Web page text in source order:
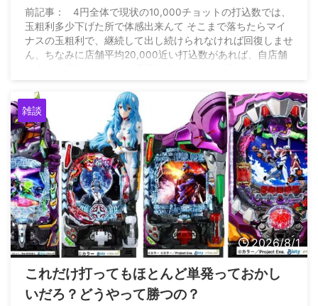
前記事： 4円全体で現状の10,000チョットの打込数では、
玉粗利多少下げた所で体感出来んて そこまで落ちたらマイ
ナスの玉粗利で、継続して出し続けられなければ回復しませ
ん、ちなみに店舗平均20,000近い打込数があれば、自店舗
の上のパチンコ店 (@P_market56) August 2, 2026
雑談
2026/8/1
これだけ打ってもほとんど単発っておかし
いだろ？どうやって勝つの？